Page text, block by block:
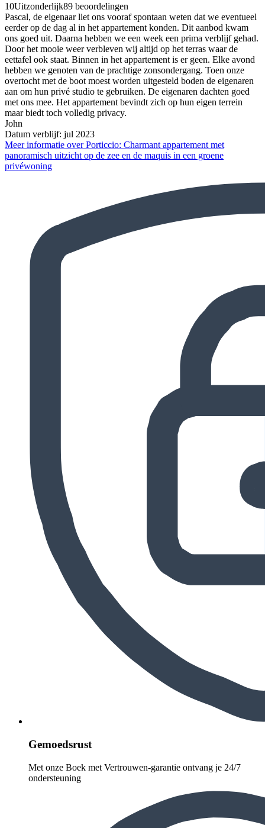
10Uitzonderlijk89 beoordelingen
Pascal, de eigenaar liet ons vooraf spontaan weten dat we eventueel
eerder op de dag al in het appartement konden. Dit aanbod kwam
ons goed uit. Daarna hebben we een week een prima verblijf gehad.
Door het mooie weer verbleven wij altijd op het terras waar de
eettafel ook staat. Binnen in het appartement is er geen. Elke avond
hebben we genoten van de prachtige zonsondergang. Toen onze
overtocht met de boot moest worden uitgesteld boden de eigenaren
aan om hun privé studio te gebruiken. De eigenaren dachten goed
met ons mee. Het appartement bevindt zich op hun eigen terrein
maar biedt toch volledig privacy.
John
Datum verblijf: jul 2023
Meer informatie over Porticcio: Charmant appartement met
panoramisch uitzicht op de zee en de maquis in een groene
privéwoning
Gemoedsrust
Met onze Boek met Vertrouwen-garantie ontvang je 24/7
ondersteuning